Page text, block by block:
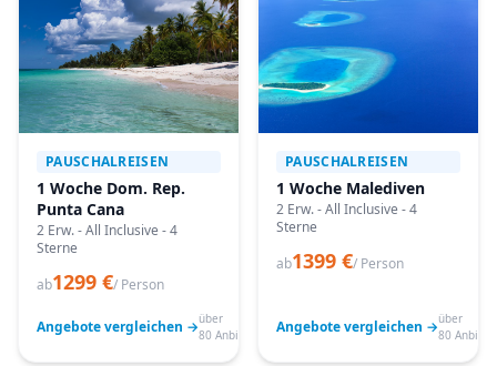
PAUSCHALREISEN
1 Woche Dom. Rep.
Punta Cana
2 Erw. - All Inclusive - 4
Sterne
ab1299 €/ Person
Angebote vergleichen →über
80 Anbieter
PAUSCHALREISEN
1 Woche Malediven
2 Erw. - All Inclusive - 4
Sterne
ab1399 €/ Person
Angebote vergleichen →über
80